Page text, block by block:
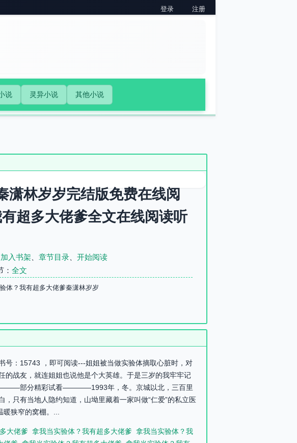
登录 注册
说 灵异小说 其他小说
潇林岁岁完结版免费在线阅
超多大佬爹全文在线阅读听
加入书架 章节目录
开始阅读
： 全文
体？我有超多大佬爹秦潇林岁岁
号：15743 ，即可阅读---姐姐被当做实验体摘取心脏时，对
战友，就连姐姐也说他是个大英雄。于是三岁的我牢牢记
部分精彩试看————1993年，冬。京城以北，三百里
只有当地人隐约知道，山坳里藏着一家叫做“仁爱”的私立医
狭窄的窝棚。...
大佬爹 拿我当实验体？我有超多大佬爹 拿我当实验体？我